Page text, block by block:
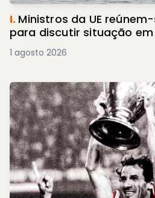
I. Ministros da UE
para discutir situação
1 agosto 2026